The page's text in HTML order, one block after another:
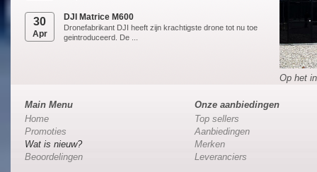
Op het
30
Apr
DJI Matrice M600
Dronefabrikant DJI heeft zijn krachtigste drone tot nu toe
Main Menu
Home
Promoties
Wat is nieuw?
Beoordelingen
Onze aanbiedingen
Top sellers
Aanbiedingen
Merken
Leveranciers